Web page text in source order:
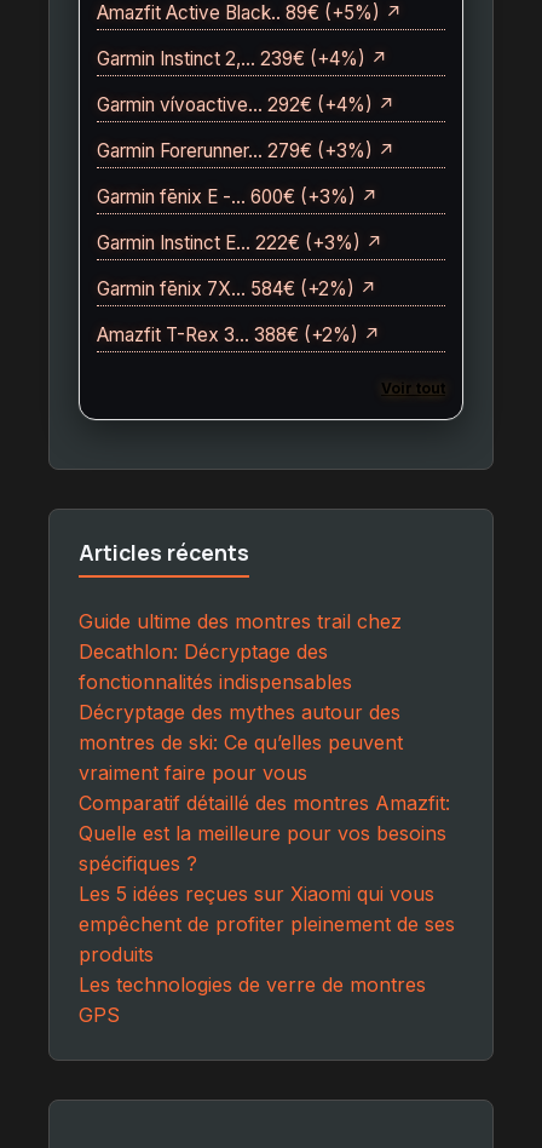
Amazfit Active Black.. 89€ (+5%) ↗
Garmin Instinct 2,… 239€ (+4%) ↗
Garmin vívoactive… 292€ (+4%) ↗
Garmin Forerunner… 279€ (+3%) ↗
Garmin fēnix E -… 600€ (+3%) ↗
Garmin Instinct E… 222€ (+3%) ↗
Garmin fēnix 7X… 584€ (+2%) ↗
Amazfit T-Rex 3… 388€ (+2%) ↗
Voir tout
Articles récents
Guide ultime des montres trail chez
Decathlon: Décryptage des
fonctionnalités indispensables
Décryptage des mythes autour des
montres de ski: Ce qu’elles peuvent
vraiment faire pour vous
Comparatif détaillé des montres Amazfit:
Quelle est la meilleure pour vos besoins
spécifiques ?
Les 5 idées reçues sur Xiaomi qui vous
empêchent de profiter pleinement de ses
produits
Les technologies de verre de montres
GPS